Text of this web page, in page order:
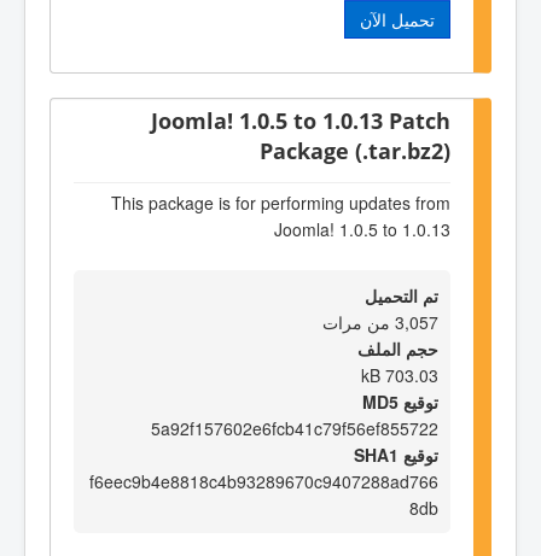
تحميل الآن
Joomla! 1.0.5 to 1.0.13 Patch
Package (.tar.bz2)
This package is for performing updates from
Joomla! 1.0.5 to 1.0.13
تم التحميل
3,057 من مرات
حجم الملف
703.03 kB
توقيع MD5
5a92f157602e6fcb41c79f56ef855722
توقيع SHA1
f6eec9b4e8818c4b93289670c9407288ad766
8db